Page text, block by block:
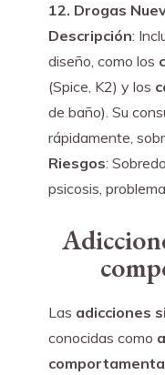
12. Drogas
Descripción:
diseño, como los
(Spice, K2) y los
de baño). Su
rápidamente,
Riesgos:
psicosis,
Las adicciones
conocidas como